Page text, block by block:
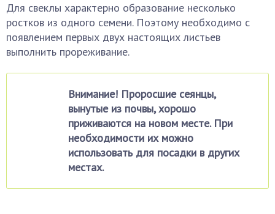
Для свеклы характерно образование несколько
ростков из одного семени. Поэтому необходимо с
появлением первых двух настоящих листьев
выполнить прореживание.
Внимание! Проросшие сеянцы,
вынутые из почвы, хорошо
приживаются на новом месте. При
необходимости их можно
использовать для посадки в других
местах.